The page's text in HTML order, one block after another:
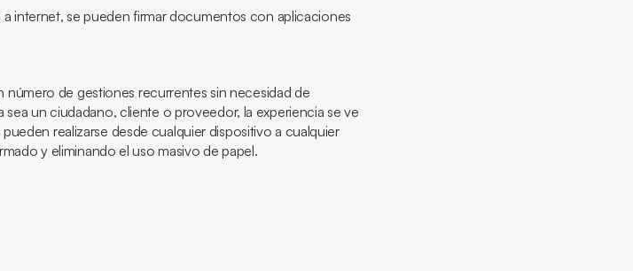
internet, se pueden firmar documentos con aplicaciones
número de gestiones recurrentes sin necesidad de
sea un ciudadano, cliente o proveedor, la experiencia se ve
realizarse desde cualquier dispositivo a cualquier
y eliminando el uso masivo de papel.